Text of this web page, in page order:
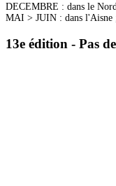
DECEMBRE : dans le
MAI > JUIN : dans l'Aisne
13e édition - Pas